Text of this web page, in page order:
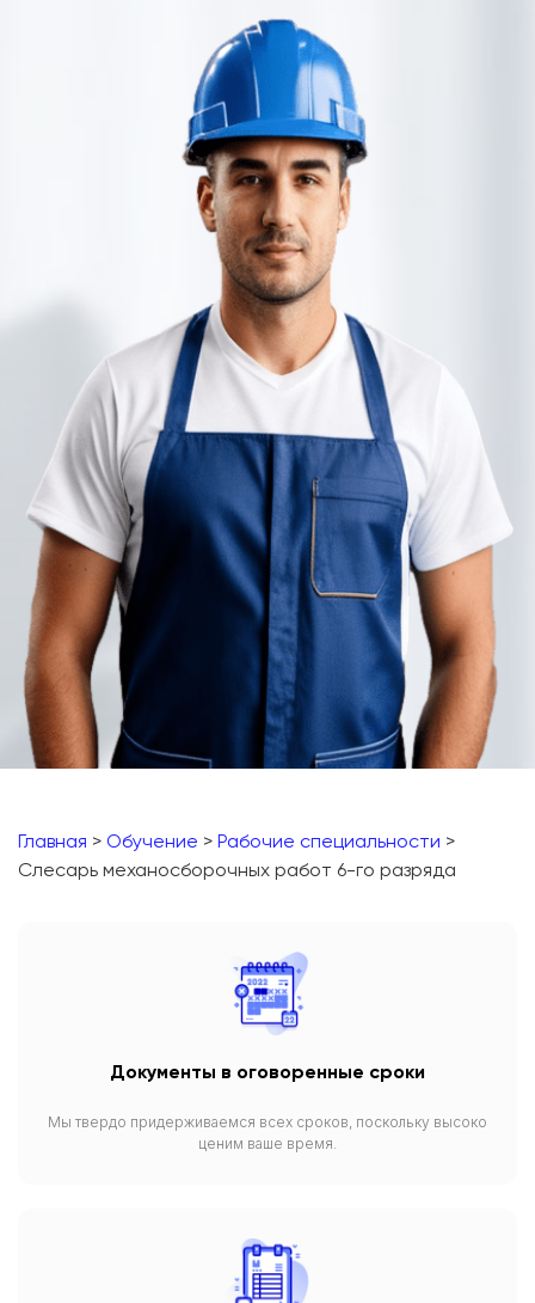
Главная > Обучение > Рабочие специальности >
Слесарь механосборочных работ 6-го разряда
Документы в оговоренные сроки
Мы твердо придерживаемся всех сроков, поскольку высоко
ценим ваше время.